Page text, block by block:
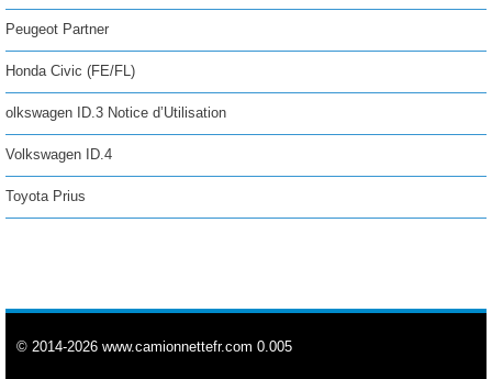
Peugeot Partner
Honda Civic (FE/FL)
olkswagen ID.3 Notice d’Utilisation
Volkswagen ID.4
Toyota Prius
© 2014-2026 www.camionnettefr.com 0.005